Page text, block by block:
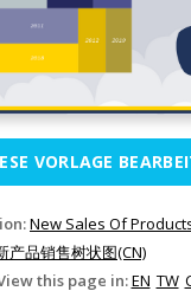
VORLAGE
New Sales Of
产品销售树状图(CN)
this page in:EN TW